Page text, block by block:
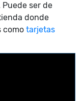
ser de
donde
como tarjetas